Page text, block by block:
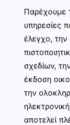
Παρέχουμε
υπηρεσίες
έλεγχο,
σχεδίων,
έκδοση
την
αποτελεί